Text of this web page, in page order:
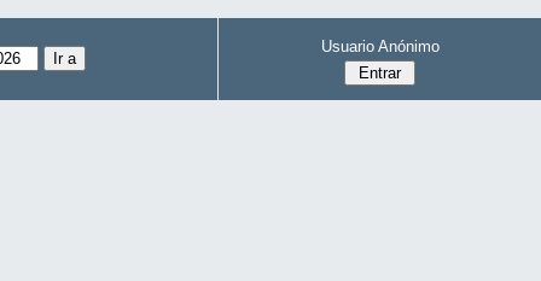
Usuario Anónimo